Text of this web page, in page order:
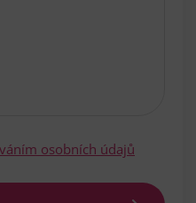
osobních údajů